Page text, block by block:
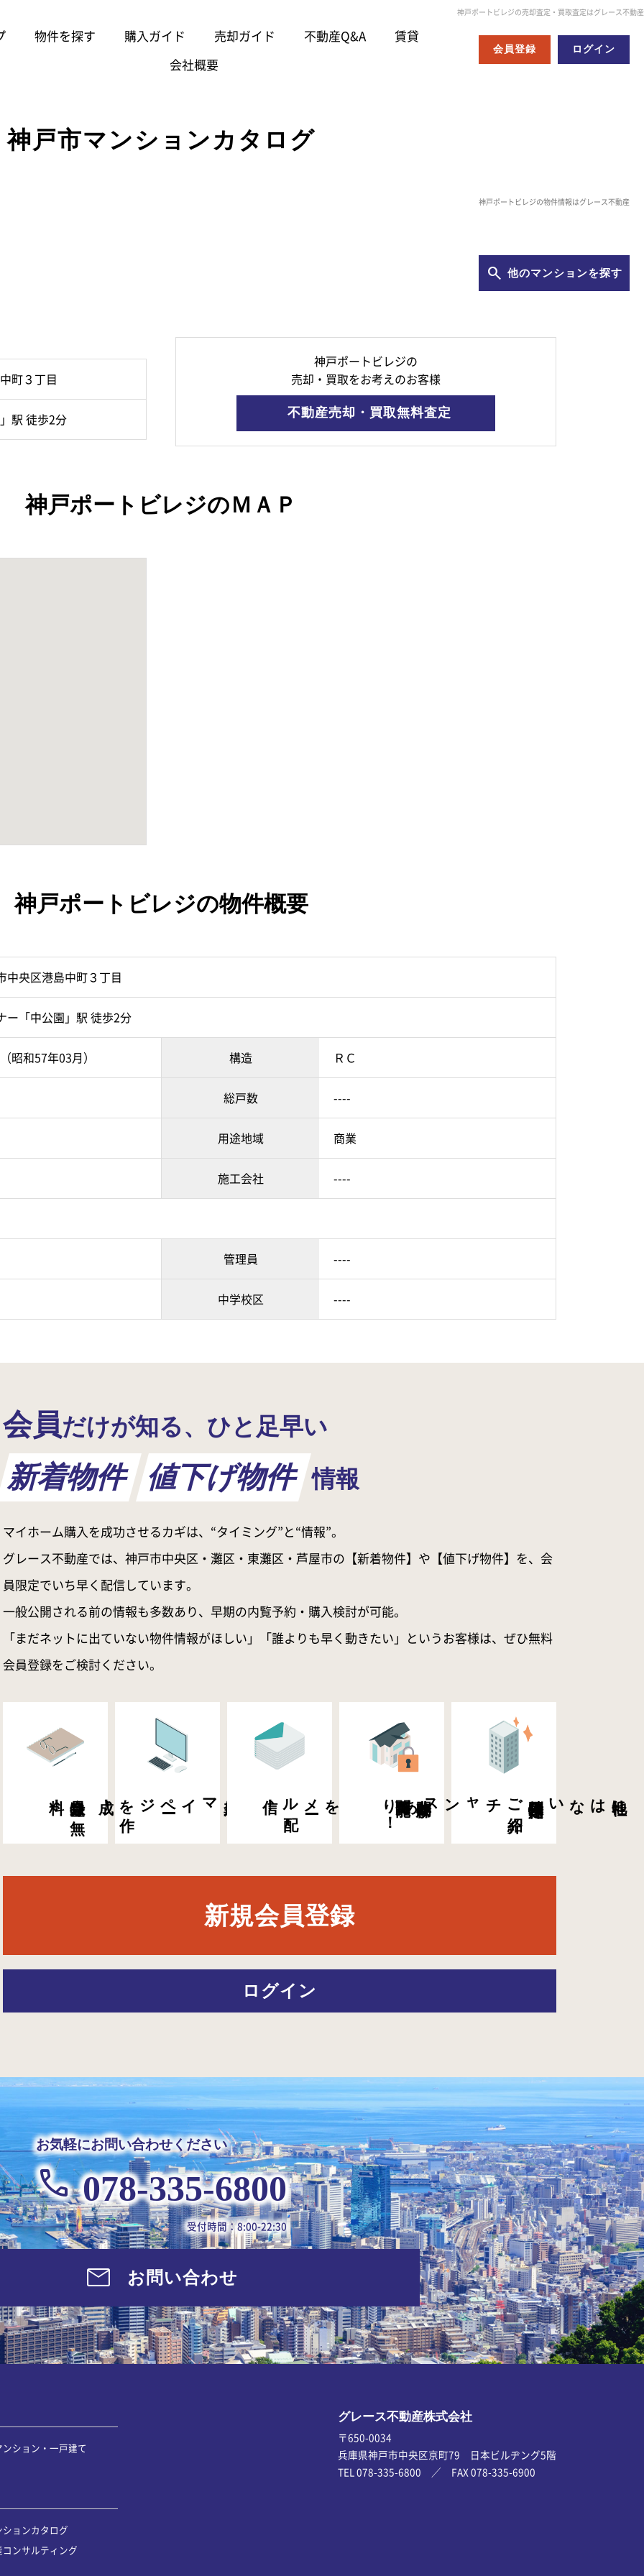
神戸ポートビレジの売却査定・買取査定はグレース不動産
物件を探す 購入ガイド 売却ガイド 不動産Q&A
賃貸
会社概要
会員登録 ログイン
神戸市マンションカタログ
神戸ポートビレジの物件情報はグレース不動産
他のマンションを探す
町３丁目
駅 徒歩2分
神戸ポートビレジの
売却・買取をお考えのお客様
不動産売却・買取無料査定
神戸ポートビレジのＭＡＰ
神戸ポートビレジの物件概要
中央区港島中町３丁目
ー「中公園」駅 徒歩2分
昭和57年03月） 構造 ＲＣ
総戸数 ----
用途地域 商業
施工会社 ----
管理員 ----
中学校区 ----
会員だけが知る、ひと足早い
新着物件 値下げ物件 情報
マイホーム購入を成功させるカギは、“タイミング”と“情報”。
グレース不動産では、神戸市中央区・灘区・東灘区・芦屋市の【新着物件】や【値下げ物件】を、会
員限定でいち早く配信しています。
一般公開される前の情報も多数あり、早期の内覧予約・購入検討が可能。
「まだネットに出ていない物件情報がほしい」「誰よりも早く動きたい」というお客様は、ぜひ無料
会員登録をご検討ください。
会員登録は
無
料！ マイペ
ー
ジを
作
成！ 希望条件に
合
を
メ
ー
ル
配
信！ 非公開物件が
閲覧可能！ 他社にはない
特別限定物件の
ご
紹介
チャンスあり
！
新規会員登録
ログイン
お気軽にお問い合わせください
078-335-6800
受付時間：8:00-22:30
お問い合わせ
ション・一戸建て
ョンカタログ
ンサルティング
グレース不動産株式会社
〒650-0034
兵庫県神戸市中央区京町79 日本ビルヂング5階
TEL 078-335-6800 ／ FAX 078-335-6900